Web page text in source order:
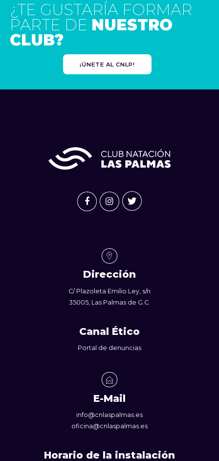
¿TE GUSTARÍA FORMAR
PARTE DE NUESTRO
CLUB?
¡ÚNETE AL CNLP!
Dirección
C/ Plazoleta Emilio Ley, s/n
35005, Las Palmas de G.C.
Canal Ético
Portal de denuncias
E-Mail
info@cnlaspalmas.es
oficina@cnlaspalmas.es
Horario de la instalación